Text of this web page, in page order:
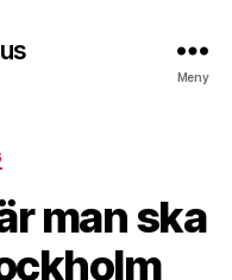
Meny
man ska